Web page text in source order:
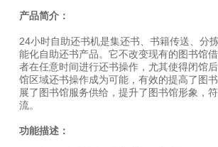
产品简介：
24小时自助还书机是集还书、书籍传送、分
能化自助还书产品。它不改变现有的图书馆
者在任意时间进行还书操作，尤其使得闭馆
馆区域还书操作成为可能，有效的提高了图
展了图书馆服务供给，提升了图书馆形象，
流。
功能描述：